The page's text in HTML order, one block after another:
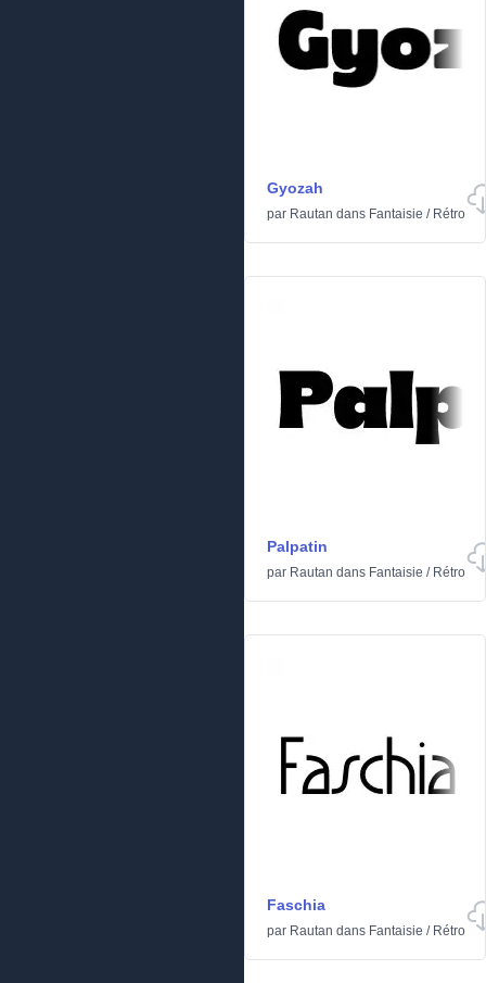
Gyozah
par Rautan dans Fantaisie / Rétro
Palpatin
par Rautan dans Fantaisie / Rétro
Faschia
par Rautan dans Fantaisie / Rétro